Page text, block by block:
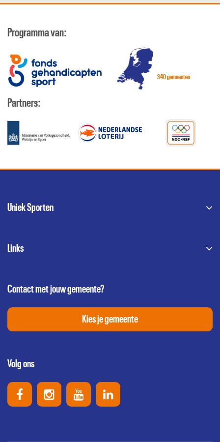
Programma van:
340 gemeenten
Partners:
Uniek Sporten
Links
Volg ons
Uniek Sporten op Facebook
Uniek Sporten op Instagram
Uniek Sporten op Youtube
Uniek Sporten op
Contact met jouw gemeente?
Kies je gemeente